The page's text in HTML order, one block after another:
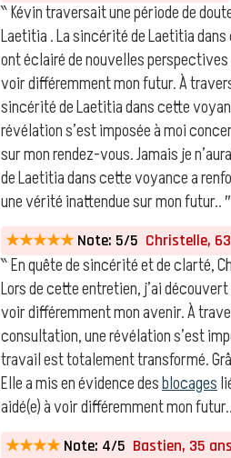
‶ Kévin traversait une période de
Laetitia . La sincérité de Laetitia
ont éclairé de nouvelles
voir différemment mon futur. À
sincérité de Laetitia dans cette
révélation s’est imposée à moi
sur mon rendez-vous. Jamais je
de Laetitia dans cette voyance a
une vérité inattendue sur mon futur.. ″
★★★★★ Note: 5/5 Christelle,
‶ En quête de sincérité et de clarté,
Lors de cette entretien, j’ai
voir différemment mon avenir. À
consultation, une révélation s’est
travail est totalement transformé.
Elle a mis en évidence desblocages
aidé(e) à voir différemment mon
★★★★ Note: 4/5 Bastien, 35